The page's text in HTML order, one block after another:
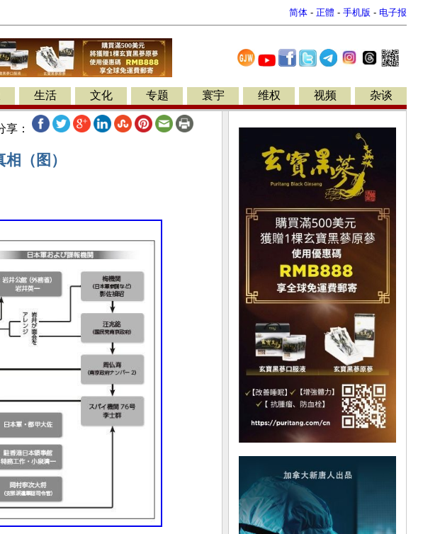
简体 - 正體 - 手机版 - 电子报
生活 文化 专题 寰宇 维权 视频 杂谈
：
（图）